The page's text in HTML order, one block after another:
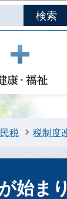
本文へ移動
税 税制度
始ま